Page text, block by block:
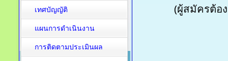
(ผู้สมัคร
เทศบัญญัติ
แผนการดำเนินงาน
การติดตามประเมินผล